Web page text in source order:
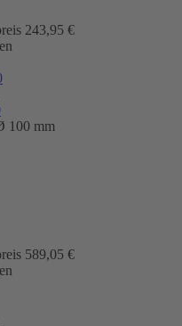
243,95 €
100 mm
589,05 €